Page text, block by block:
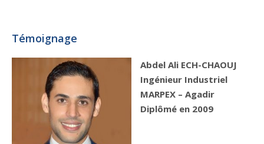
Témoignage
Abdel Ali ECH-CHAOUJ
Ingénieur Industriel
MARPEX – Agadir
Diplômé en 2009